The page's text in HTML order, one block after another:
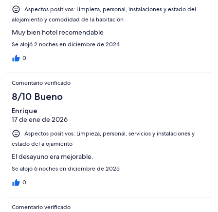
Aspectos positivos: Limpieza, personal, instalaciones y estado del
alojamiento y comodidad de la habitación
Muy bien hotel recomendable
Se alojó 2 noches en diciembre de 2024
0
Comentario verificado
8/10 Bueno
Enrique
17 de ene de 2026
Aspectos positivos: Limpieza, personal, servicios y instalaciones y
estado del alojamiento
El desayuno era mejorable.
Se alojó 6 noches en diciembre de 2025
0
Comentario verificado